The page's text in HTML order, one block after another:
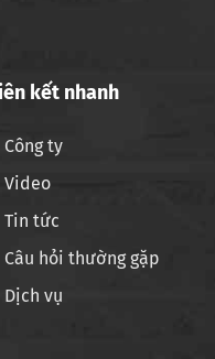
kết nhanh
Công ty
Video
Tin tức
Câu hỏi thường gặp
Dịch vụ